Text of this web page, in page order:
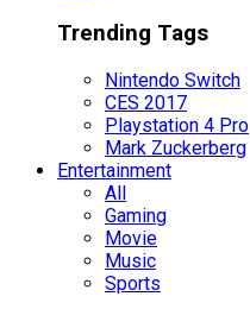
Trending Tags
Nintendo Switch
CES 2017
Playstation 4 Pro
Mark Zuckerberg
Entertainment
All
Gaming
Movie
Music
Sports